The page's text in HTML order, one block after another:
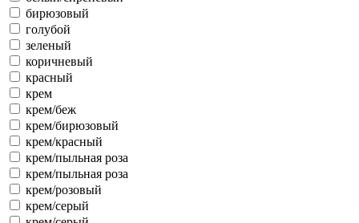
бирюзовый
голубой
зеленый
коричневый
красный
крем
крем/беж
крем/бирюзовый
крем/красный
крем/пыльная роза
крем/пыльная роза
крем/розовый
крем/серый